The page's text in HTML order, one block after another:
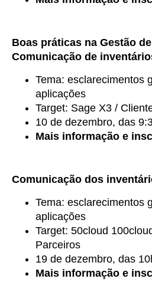
Boas práticas na Gestão
Comunicação de
Tema: esclarecimentos
aplicações
Target: Sage X3 /
10 de dezembro, das
Mais informação e
Comunicação dos
Tema: esclarecimentos
aplicações
Target: 50cloud
Parceiros
19 de dezembro, das
Mais informação e